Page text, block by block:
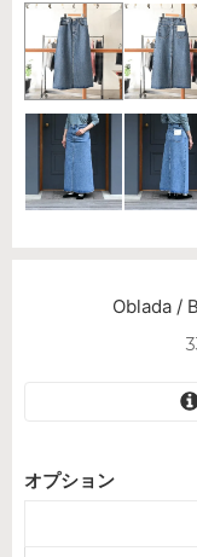
Oblada /
オプション